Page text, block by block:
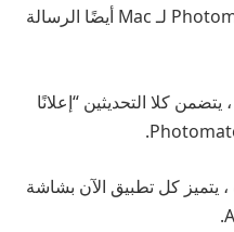
تتضمن Pixelmator Pro و Photomator لـ Mac أيضًا الرسالة
كلا التحديثين “إعلانًا
يتميز كل تطبيق الآن بشاشة